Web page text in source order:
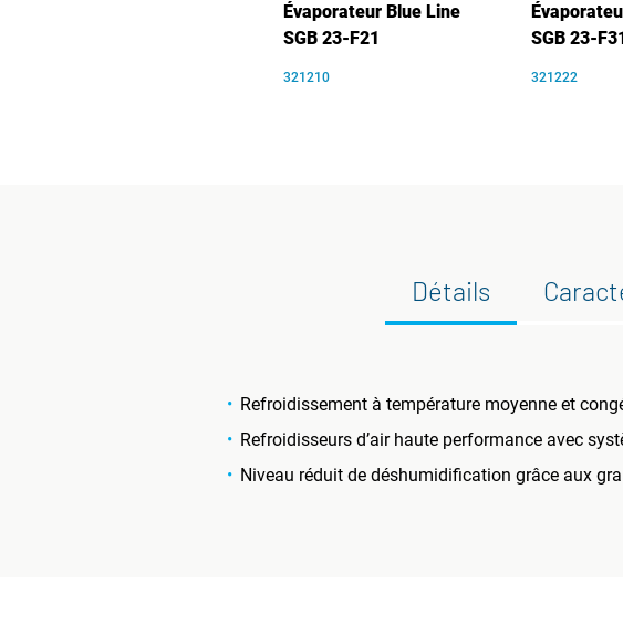
Évaporateur Blue Line
SGB 23-F21
321210
SGB 23-F31
321222
Détails
Refroidissement à température moyenne et
Refroidisseurs d’air haute performance avec
Niveau réduit de déshumidification grâce aux